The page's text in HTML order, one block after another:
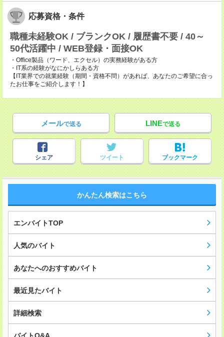
応募資格・条件
職種未経験OK / ブランクOK / 履歴書不要 / 40～
50代活躍中 / WEB登録・面接OK
・Office製品（ワード、エクセル）の実務経験がある方
・IT系の経験がなにかしらある方
【IT業界での就業経験（期間・資格不問）があれば、あなたのご希望に合っ
たお仕事をご紹介します！】
メールで送る LINEで送る
シェア ツイート ブックマーク
かんたん検索はこちら
エンバイトTOP
人気のバイト
あなたへのおすすめバイト
最近見たバイト
詳細検索